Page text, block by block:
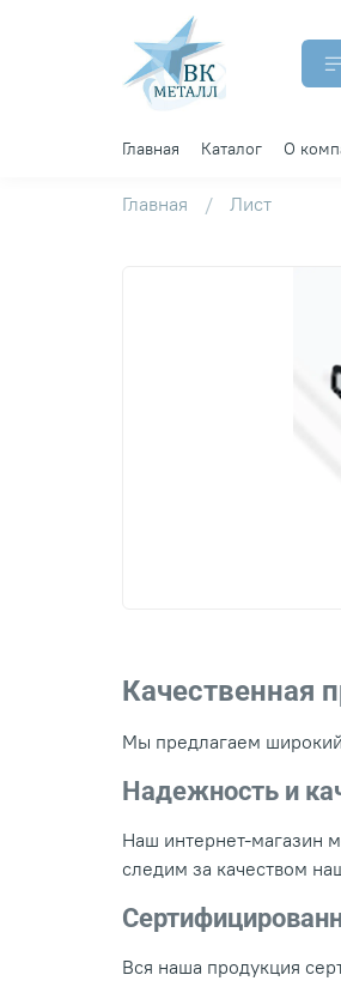
Главная Каталог О
Главная Лист
Качественная
Мы предлагаем широкий
Надежность и
Наш интернет-магазин
следим за качеством
Вся наша продукция